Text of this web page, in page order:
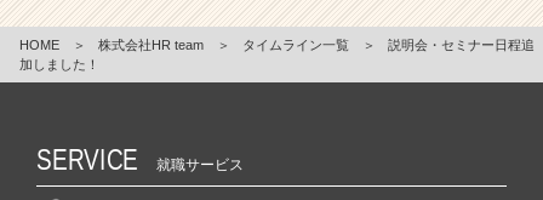
HOME ＞ 株式会社HR team ＞ タイムライン一覧 ＞
説明会・セミナー日程追
加しました！
SERVICE 就職サービス